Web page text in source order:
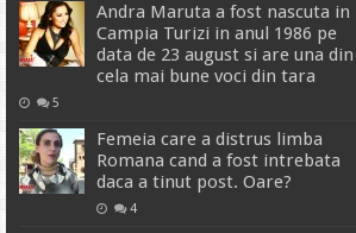
Andra Maruta a fost nascuta in
Campia Turizi in anul 1986 pe
data de 23 august si are una din
cela mai bune voci din tara
5
Femeia care a distrus limba
Romana cand a fost intrebata
daca a tinut post. Oare?
4